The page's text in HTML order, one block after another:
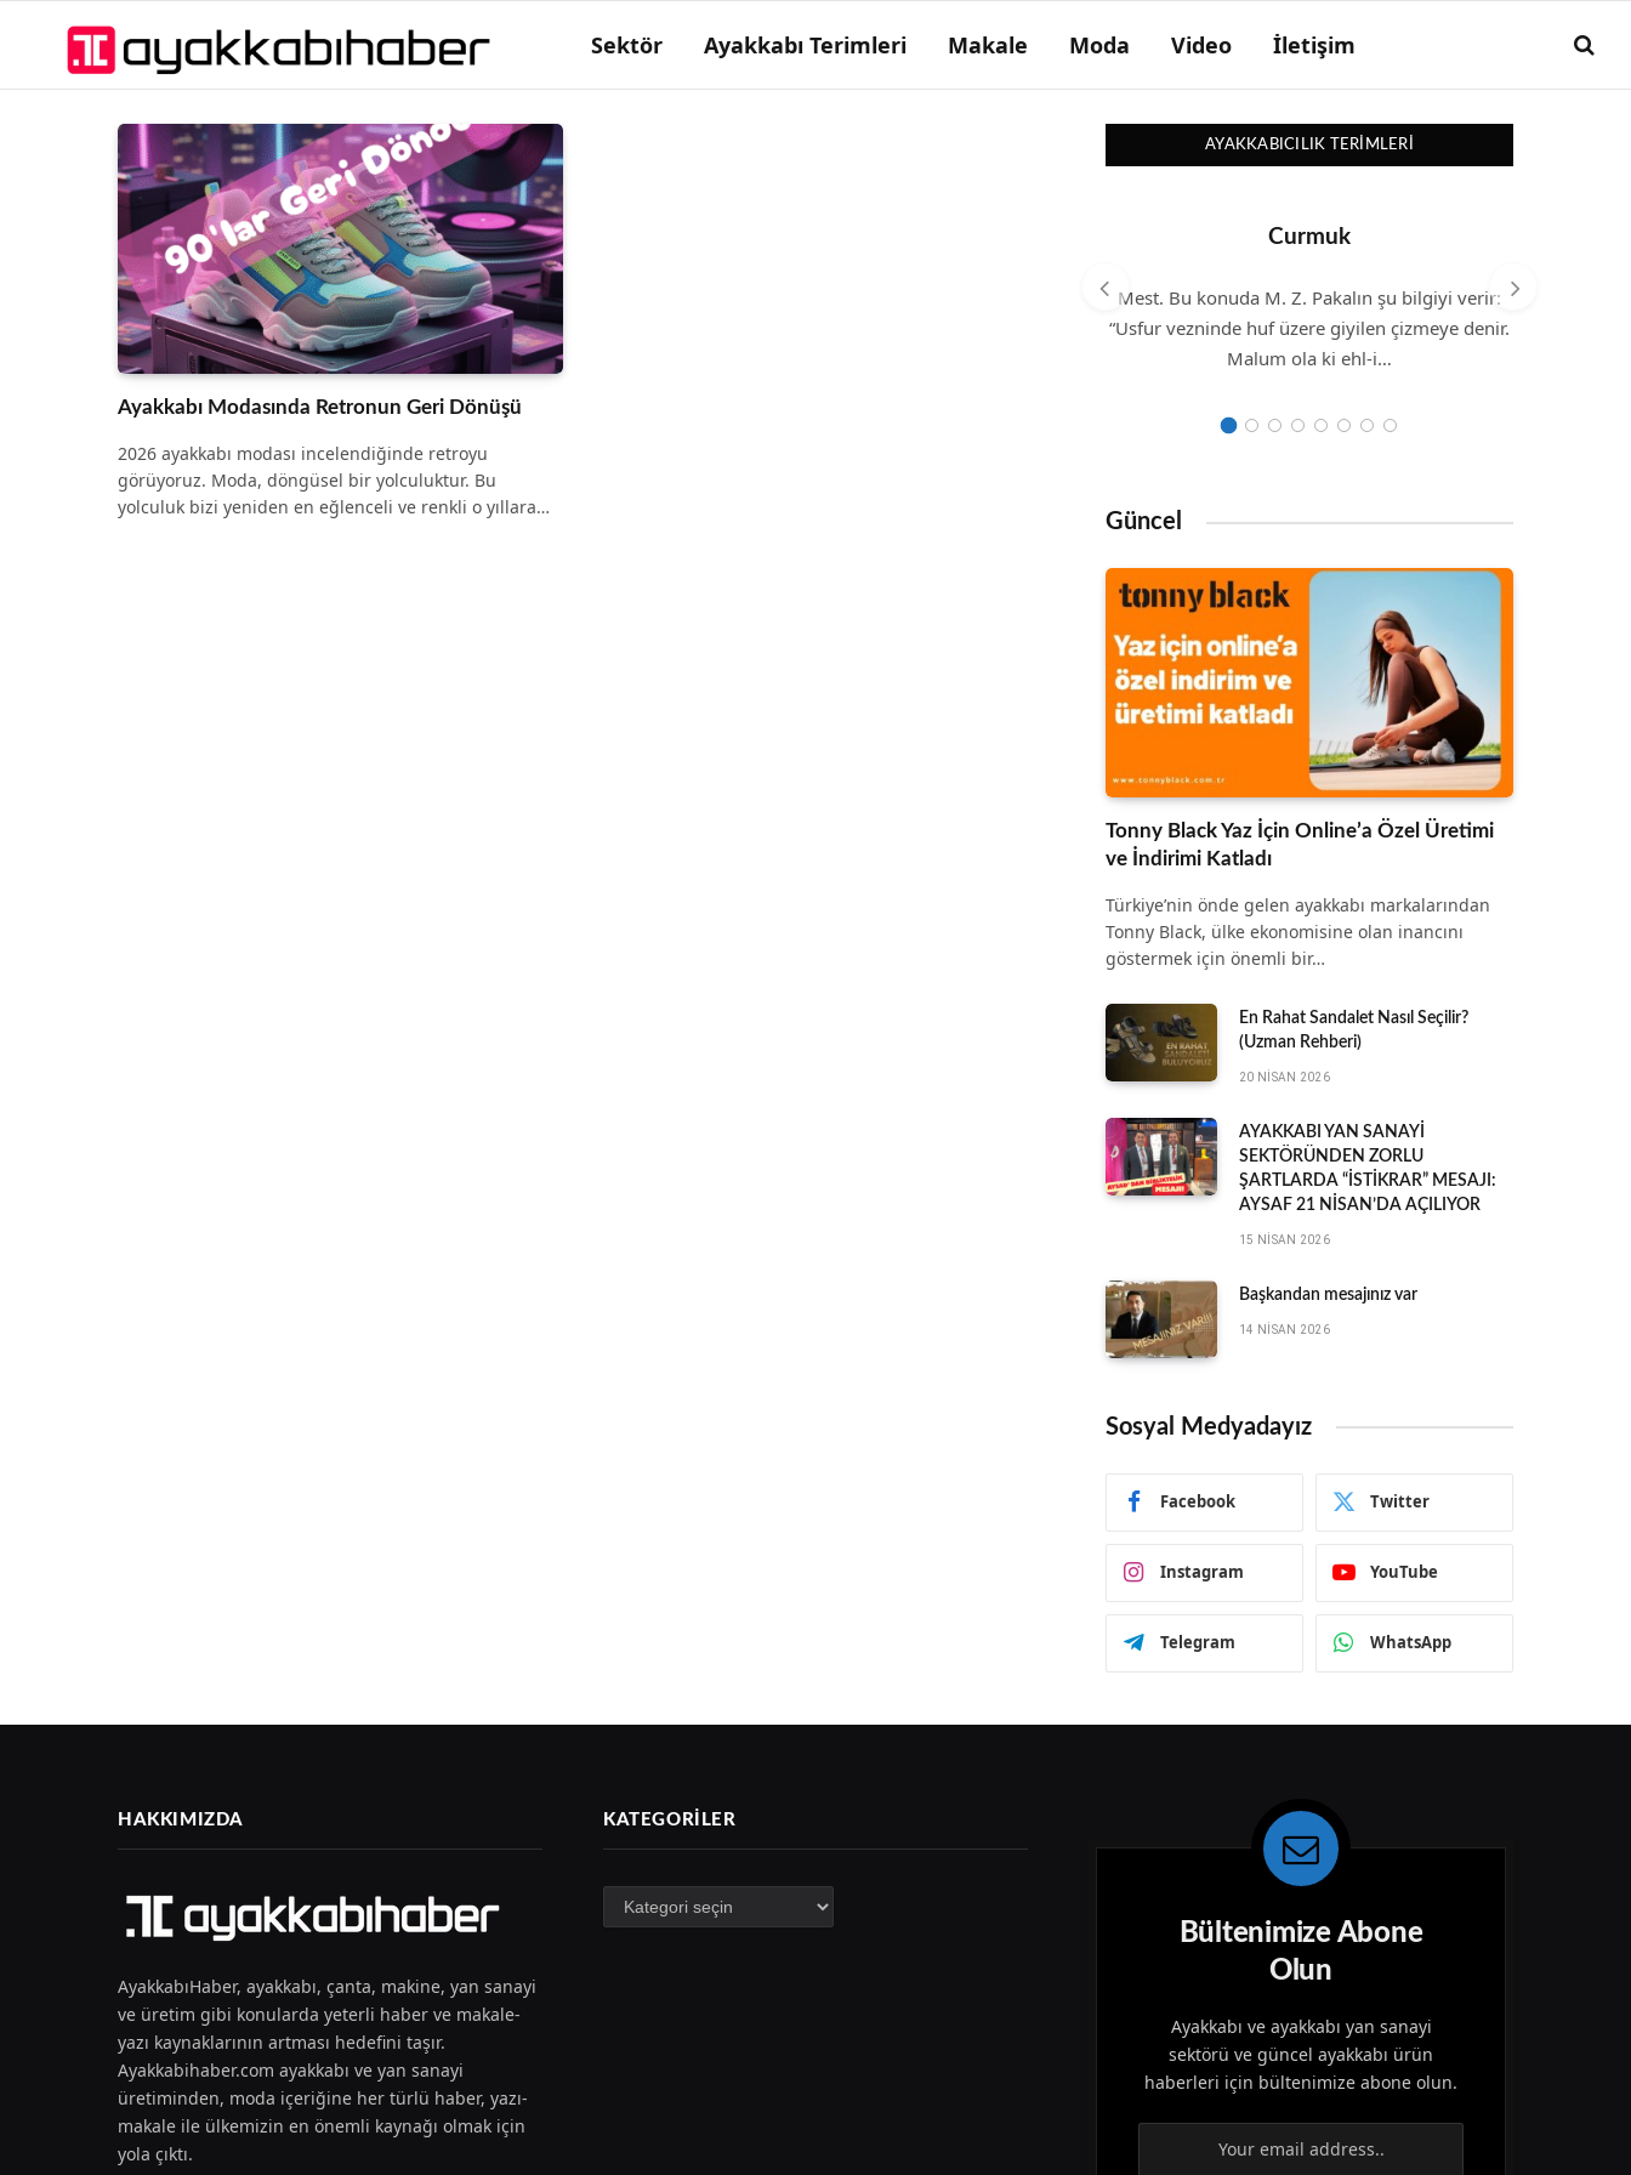
Sektör Ayakkabı Terimleri Makale Moda Video İletişim
Ayakkabı Modasında Retronun Geri Dönüşü
2026 ayakkabı modası incelendiğinde retroyu
görüyoruz. Moda, döngüsel bir yolculuktur. Bu
yolculuk bizi yeniden en eğlenceli ve renkli o yıllara…
AYAKKABICILIK TERIMLERI
Curmuk
Mest. Bu konuda M. Z. Pakalın şu bilgiyi verir:
“Usfur vezninde huf üzere giyilen çizmeye denir.
Malum ola ki ehl-i…
Güncel
Tonny Black Yaz İçin Online’a Özel Üretimi
ve İndirimi Katladı
Türkiye’nin önde gelen ayakkabı markalarından
Tonny Black, ülke ekonomisine olan inancını
göstermek için önemli bir…
En Rahat Sandalet Nasıl Seçilir?
(Uzman Rehberi)
20 NISAN 2026
AYAKKABI YAN SANAYİ
SEKTÖRÜNDEN ZORLU
ŞARTLARDA “İSTİKRAR” MESAJI:
AYSAF 21 NİSAN’DA AÇILIYOR
15 NISAN 2026
Başkandan mesajınız var
14 NISAN 2026
Sosyal Medyadayız
Facebook Twitter
Instagram YouTube
Telegram WhatsApp
HAKKIMIZDA
AyakkabıHaber, ayakkabı, çanta, makine, yan sanayi
ve üretim gibi konularda yeterli haber ve makale-
yazı kaynaklarının artması hedefini taşır.
Ayakkabihaber.com ayakkabı ve yan sanayi
üretiminden, moda içeriğine her türlü haber, yazı-
makale ile ülkemizin en önemli kaynağı olmak için
yola çıktı.
KATEGORILER
Kategoriler
Bültenimize Abone
Olun
Ayakkabı ve ayakkabı yan sanayi
sektörü ve güncel ayakkabı ürün
haberleri için bültenimize abone olun.